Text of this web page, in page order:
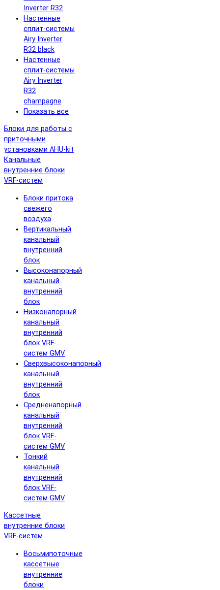
Inverter R32
Настенные
сплит-системы
Airy Inverter
R32 black
Настенные
сплит-системы
Airy Inverter
R32
champagne
Показать все
Блоки для работы с
приточными
установками AHU-kit
Канальные
внутренние блоки
VRF-систем
Блоки притока
свежего
воздуха
Вертикальный
канальный
внутренний
блок
Высоконапорный
канальный
внутренний
блок
Низконапорный
канальный
внутренний
блок VRF-
систем GMV
Сверхвысоконапорный
канальный
внутренний
блок
Средненапорный
канальный
внутренний
блок VRF-
систем GMV
Тонкий
канальный
внутренний
блок VRF-
систем GMV
Кассетные
внутренние блоки
VRF-систем
Восьмипоточные
кассетные
внутренние
блоки